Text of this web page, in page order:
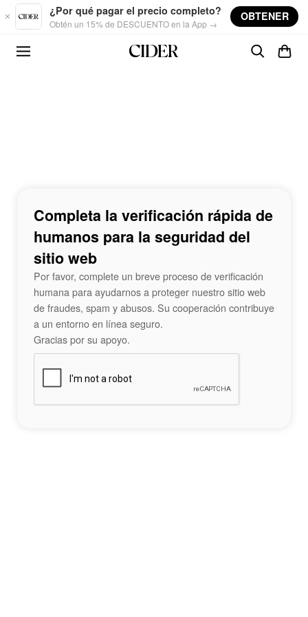
Skip to main content
¿Por qué pagar el precio completo?
Obtén un 15% de DESCUENTO en la App →
OBTENER
Completa la verificación rápida de
humanos para la seguridad del
sitio web
Por favor, complete un breve proceso de verificación
humana para ayudarnos a proteger nuestro sitio web
de fraudes, spam y abusos. Su cooperación contribuye
a un entorno en línea seguro.
Gracias por su apoyo.